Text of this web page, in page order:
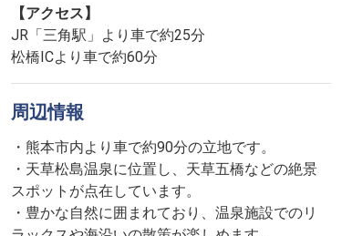
【アクセス】
JR「三角駅」より車で約25分
松橋ICより車で約60分
周辺情報
・熊本市内より車で約90分の立地です。
・天草松島温泉に位置し、天草五橋などの絶景
スポットが点在しています。
・豊かな自然に囲まれており、温泉施設でのリ